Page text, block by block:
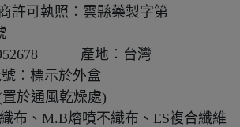
許可執照︰雲縣藥製字第
產地︰台灣
︰標示於外盒
於通風乾燥處)
布、M.B熔噴不織布、ES複合纖維